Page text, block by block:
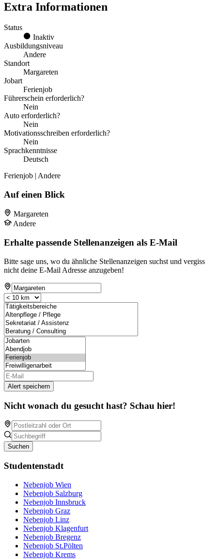
Extra Informationen
Status
Inaktiv
Ausbildungsniveau
Andere
Standort
Margareten
Jobart
Ferienjob
Führerschein erforderlich?
Nein
Auto erforderlich?
Nein
Motivationsschreiben erforderlich?
Nein
Sprachkenntnisse
Deutsch
Ferienjob | Andere
Auf einen Blick
Margareten
Andere
Erhalte passende Stellenanzeigen als E-Mail
Bitte sage uns, wo du ähnliche Stellenanzeigen suchst und vergiss
nicht deine E-Mail Adresse anzugeben!
Alert speichern
Nicht wonach du gesucht hast? Schau hier!
Suchen
Studentenstadt
Nebenjob Wien
Nebenjob Salzburg
Nebenjob Innsbruck
Nebenjob Graz
Nebenjob Linz
Nebenjob Klagenfurt
Nebenjob Bregenz
Nebenjob St.Pölten
Nebenjob Krems